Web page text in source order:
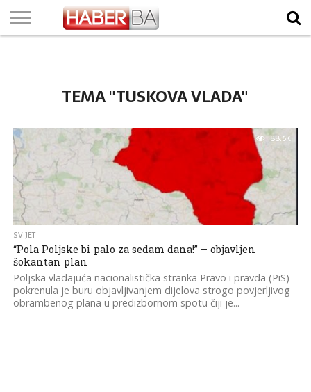
TEMA "TUSKOVA VLADA"
88.6K
SVIJET
“Pola Poljske bi palo za sedam dana!” – objavljen
šokantan plan
Poljska vladajuća nacionalistička stranka Pravo i pravda (PiS)
pokrenula je buru objavljivanjem dijelova strogo povjerljivog
obrambenog plana u predizbornom spotu čiji je...